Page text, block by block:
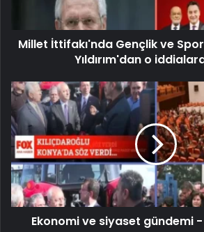
Millet İttifakı'nda Gençlik ve Spor
Yıldırım'dan o
Ekonomi ve siyaset gündemi